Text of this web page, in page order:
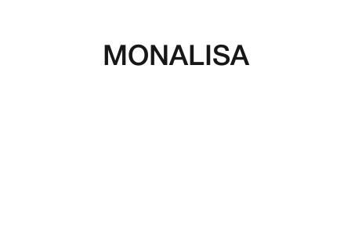
MONALISA